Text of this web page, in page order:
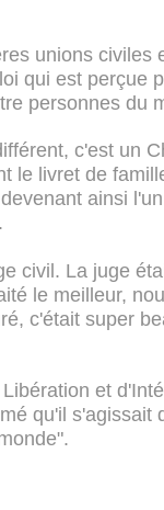
unions civiles
qui est perçue
personnes du
c'est un
le livret de
ainsi
civil. La juge
le meilleur,
c'était super
et
qu'il s'agissait